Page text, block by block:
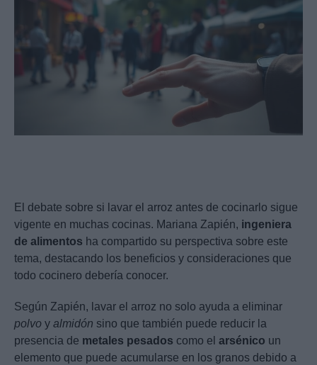
El debate sobre si lavar el arroz antes de cocinarlo sigue
vigente en muchas cocinas. Mariana Zapién, ingeniera
de alimentos ha compartido su perspectiva sobre este
tema, destacando los beneficios y consideraciones que
todo cocinero debería conocer.
Según Zapién, lavar el arroz no solo ayuda a eliminar
polvo y almidón sino que también puede reducir la
presencia de metales pesados como el arsénico un
elemento que puede acumularse en los granos debido a